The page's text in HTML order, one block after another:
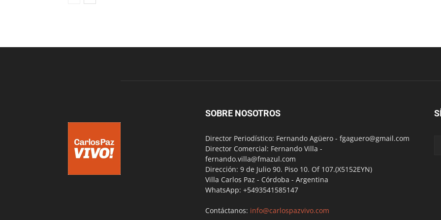
SOBRE NOSOTROS
Director Periodístico: Fernando Agüero - fgaguero@gmail.com
Director Comercial: Fernando Villa -
fernando.villa@fmazul.com
Dirección: 9 de Julio 90. Piso 10. Of 107.(X5152EYN)
Villa Carlos Paz - Córdoba - Argentina
WhatsApp: +5493541585147
Contáctanos: info@carlospazvivo.com